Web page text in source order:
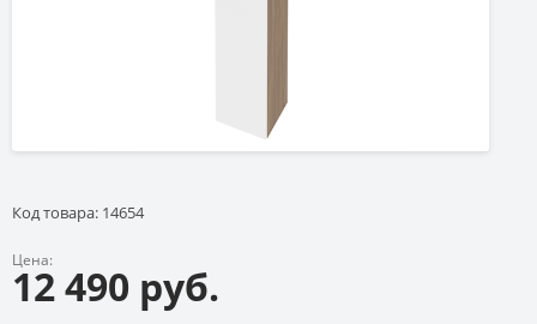
Код товара: 14654
Цена:
12 490 руб.